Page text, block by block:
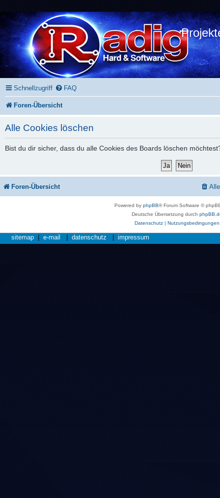
Schnellzugriff FAQ
Foren-Übersicht
Alle Cookies löschen
Bist du dir sicher, dass du alle Cookies des Boards löschen
Foren-Übersicht
Powered byphpBB® Forum Software ©
Deutsche Übersetzung durch
Datenschutz| Nutzungsbedingungen
sitemap e-mail datenschutz impressum